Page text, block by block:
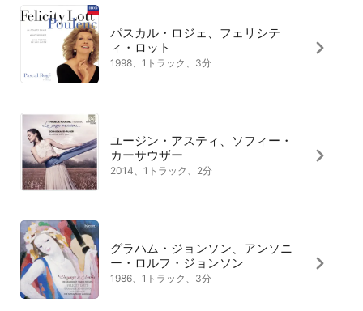
パスカル・ロジェ、フェリシテ
ィ・ロット
1998、1トラック、3分
ユージン・アスティ、ソフィー・
カーサウザー
2014、1トラック、2分
グラハム・ジョンソン、アンソニ
ー・ロルフ・ジョンソン
1986、1トラック、3分